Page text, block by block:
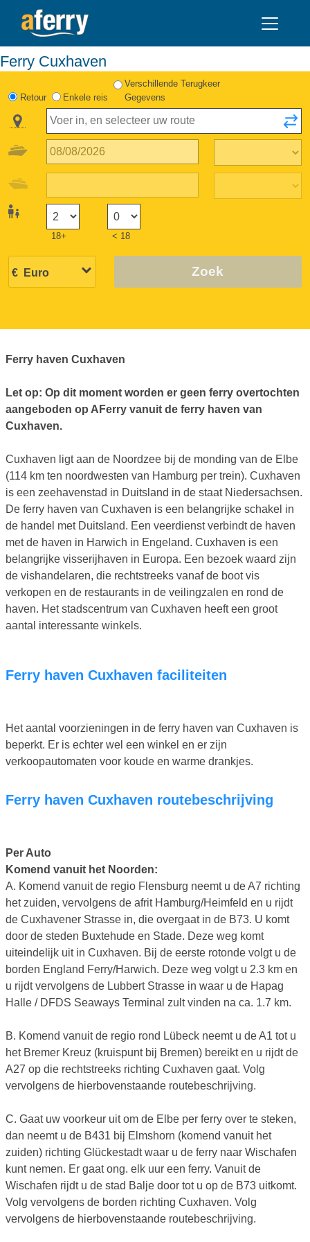
Ferry Cuxhaven
Retour Enkele reis
Verschillende Terugkeer
Gegevens
18+ < 18
Zoek
Ferry haven Cuxhaven
Let op: Op dit moment worden er geen ferry overtochten
aangeboden op AFerry vanuit de ferry haven van
Cuxhaven.
Cuxhaven ligt aan de Noordzee bij de monding van de Elbe
(114 km ten noordwesten van Hamburg per trein). Cuxhaven
is een zeehavenstad in Duitsland in de staat Niedersachsen.
De ferry haven van Cuxhaven is een belangrijke schakel in
de handel met Duitsland. Een veerdienst verbindt de haven
met de haven in Harwich in Engeland. Cuxhaven is een
belangrijke visserijhaven in Europa. Een bezoek waard zijn
de vishandelaren, die rechtstreeks vanaf de boot vis
verkopen en de restaurants in de veilingzalen en rond de
haven. Het stadscentrum van Cuxhaven heeft een groot
aantal interessante winkels.
Ferry haven Cuxhaven faciliteiten
Het aantal voorzieningen in de ferry haven van Cuxhaven is
beperkt. Er is echter wel een winkel en er zijn
verkoopautomaten voor koude en warme drankjes.
Ferry haven Cuxhaven routebeschrijving
Per Auto
Komend vanuit het Noorden:
A. Komend vanuit de regio Flensburg neemt u de A7 richting
het zuiden, vervolgens de afrit Hamburg/Heimfeld en u rijdt
de Cuxhavener Strasse in, die overgaat in de B73. U komt
door de steden Buxtehude en Stade. Deze weg komt
uiteindelijk uit in Cuxhaven. Bij de eerste rotonde volgt u de
borden England Ferry/Harwich. Deze weg volgt u 2.3 km en
u rijdt vervolgens de Lubbert Strasse in waar u de Hapag
Halle / DFDS Seaways Terminal zult vinden na ca. 1.7 km.
B. Komend vanuit de regio rond Lübeck neemt u de A1 tot u
het Bremer Kreuz (kruispunt bij Bremen) bereikt en u rijdt de
A27 op die rechtstreeks richting Cuxhaven gaat. Volg
vervolgens de hierbovenstaande routebeschrijving.
C. Gaat uw voorkeur uit om de Elbe per ferry over te steken,
dan neemt u de B431 bij Elmshorn (komend vanuit het
zuiden) richting Glückestadt waar u de ferry naar Wischafen
kunt nemen. Er gaat ong. elk uur een ferry. Vanuit de
Wischafen rijdt u de stad Balje door tot u op de B73 uitkomt.
Volg vervolgens de borden richting Cuxhaven. Volg
vervolgens de hierbovenstaande routebeschrijving.